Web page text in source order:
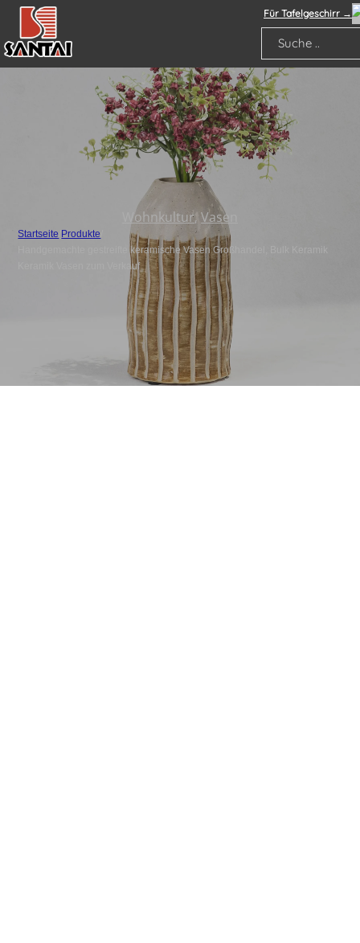
Für Tafelgeschirr →
Suche
Wohnkultur, Vasen
Startseite Produkte
Handgemachte gestreifte keramische Vasen Großhandel, Bulk Keramik
Keramik Vasen zum Verkauf